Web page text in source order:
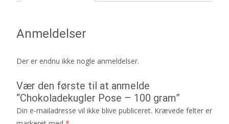
Anmeldelser
Der er endnu ikke nogle anmeldelser.
Vær den første til at anmelde
“Chokoladekugler Pose – 100 gram”
Din e-mailadresse vil ikke blive publiceret. Krævede felter er